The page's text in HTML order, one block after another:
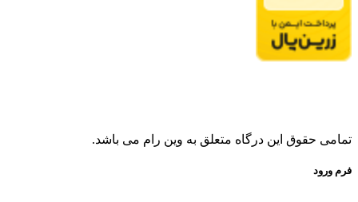
تمامی حقوق این درگاه متعلق به وین رام می باشد.
فرم ورود